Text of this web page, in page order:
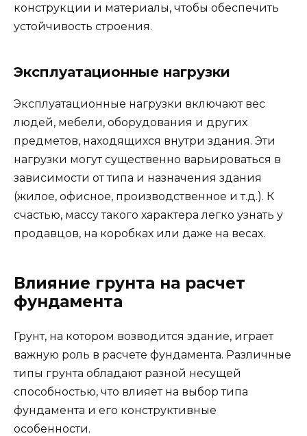
конструкции и материалы, чтобы обеспечить
устойчивость строения.
Эксплуатационные нагрузки
Эксплуатационные нагрузки включают вес
людей, мебели, оборудования и других
предметов, находящихся внутри здания. Эти
нагрузки могут существенно варьироваться в
зависимости от типа и назначения здания
(жилое, офисное, производственное и т.д.). К
счастью, массу такого характера легко узнать у
продавцов, на коробках или даже на весах.
Влияние грунта на расчет
фундамента
Грунт, на котором возводится здание, играет
важную роль в расчете фундамента. Различные
типы грунта обладают разной несущей
способностью, что влияет на выбор типа
фундамента и его конструктивные
особенности.